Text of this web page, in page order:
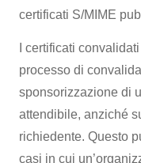
certificati S/MIME
I certificati
processo di
sponsorizzazione di
attendibile, anziché
richiedente. Questo
casi in cui